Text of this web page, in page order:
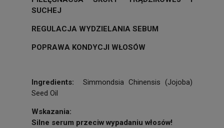
SUCHEJ
REGULACJA WYDZIELANIA SEBUM
POPRAWA KONDYCJI WŁOSÓW
Ingredients: Simmondsia Chinensis (Jojoba)
Seed Oil
Wskazania:
Silne serum przeciw wypadaniu włosów!